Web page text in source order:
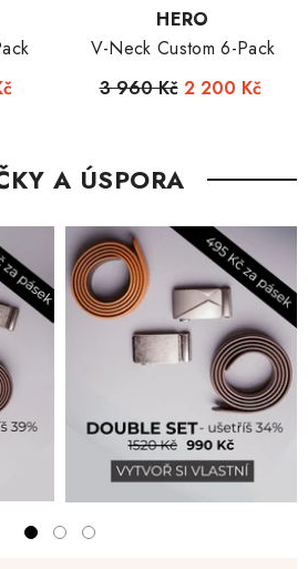
Dodavatel:HERO
V-Neck Custom 6-Pack
3 960 Kč 2 200 Kč
A ÚSPORA